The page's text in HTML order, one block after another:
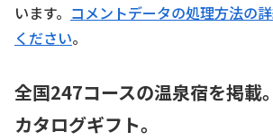
います。 コメントデータの処理方法の
ください。
全国247コースの温泉宿を掲載
カタログギフト。